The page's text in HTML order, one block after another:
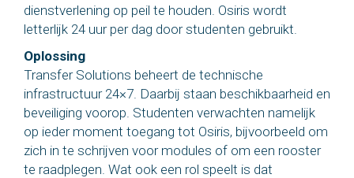
dienstverlening op peil te houden. Osiris wordt
letterlijk 24 uur per dag door studenten gebruikt.
Oplossing
Transfer Solutions beheert de technische
infrastructuur 24×7. Daarbij staan beschikbaarheid en
beveiliging voorop. Studenten verwachten namelijk
op ieder moment toegang tot Osiris, bijvoorbeeld om
zich in te schrijven voor modules of om een rooster
te raadplegen. Wat ook een rol speelt is dat